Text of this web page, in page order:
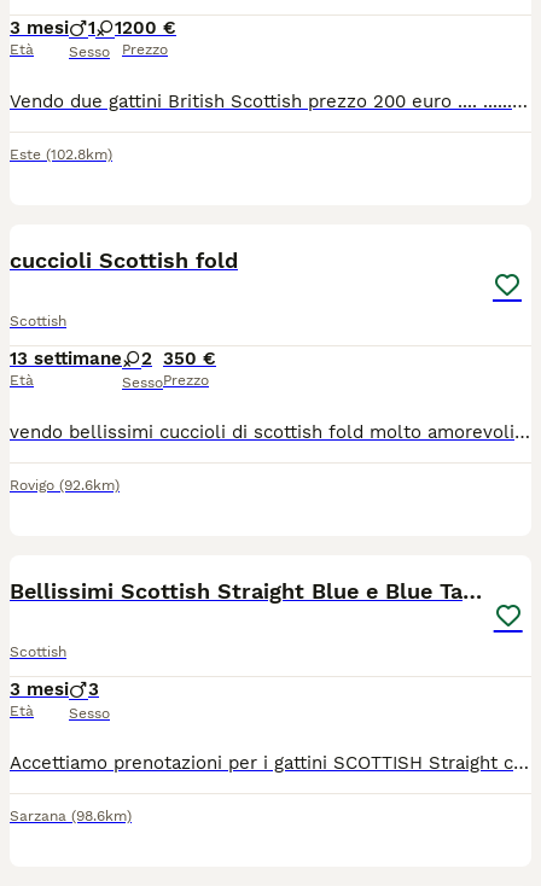
3 mesi
Età
1 1
Sesso
200 €
Prezzo
Vendo due gattini British Scottish prezzo 200 euro .... ............ Tel. Wattap 3276617173
Este (102.8km)
cuccioli Scottish fold
Scottish
13 settimane
Età
2
Sesso
350 €
Prezzo
vendo bellissimi cuccioli di scottish fold molto amorevoli e coccoloni. saranno pronti per la prima settimana di luglio e vengono ceduti già sverminati, con prima vaccinazione, libretto sanitario e abituati ad usare la lettiera in autonomia, che aspetti? prenota ora il tuo pelosino. per ulteriori foto o info scrivimi in privato
Rovigo (92.6km)
Bellissimi Scottish Straight Blue e Blue Tabby
Scottish
3 mesi
Età
3
Sesso
Accettiamo prenotazioni per i gattini SCOTTISH Straight che saranno consegnati a partire dal 04/07/2026 con pedigree ENFI, vaccinazione CRP, termomicrochip e trattamento antiparassitario effettuato. Controllo delle feci negativo al momento della consegna. Abituati già all'uso della lettiera.
Sarzana (98.6km)